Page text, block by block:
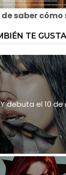
saber cómo
TE
debuta el 10 de